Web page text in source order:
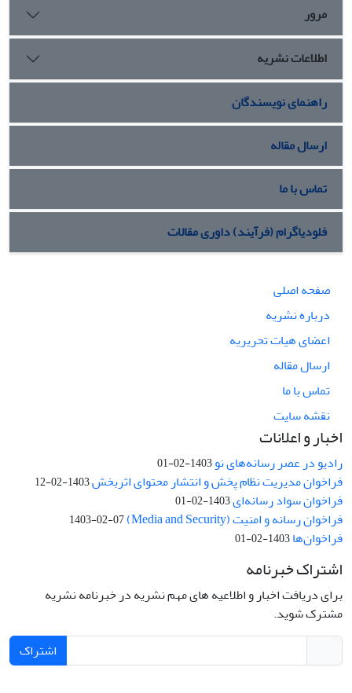
مرور
اطلاعات نشریه
راهنمای نویسندگان
ارسال مقاله
تماس با ما
فلودیاگرام (فرآیند) داوری مقالات
صفحه اصلی
درباره نشریه
اعضای هیات تحریریه
ارسال مقاله
تماس با ما
نقشه سایت
اخبار و اعلانات
رادیو در عصر رسانه‌های نو1403-02-01
فراخوان مدیریت نظام پخش و انتشار محتوای اثربخش1403-02-12
فراخوان سواد رسانه‌ای1403-02-01
فراخوان رسانه و امنیت (Media and Security) 1403-02-07
فراخوان‌ها1403-02-01
اشتراک خبرنامه
برای دریافت اخبار و اطلاعیه های مهم نشریه در خبرنامه نشریه
مشترک شوید.
اشتراک